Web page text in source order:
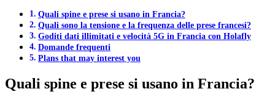
Quali spine e prese si usano in Francia?
Quali sono la tensione e la frequenza delle prese francesi?
Goditi dati illimitati e velocità 5G in Francia con Holafly
Domande frequenti
Plans that may interest you
Quali spine e prese si usano in Francia?